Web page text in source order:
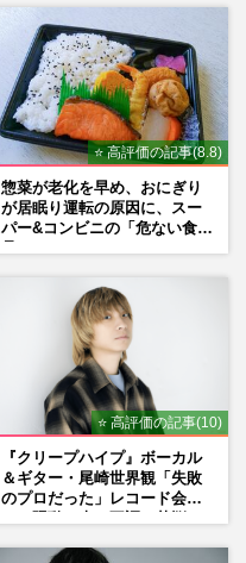
⭐ 高評価の記事(8.8)
惣菜が老化を早め、おにぎり
が居眠り運転の原因に、スー
パー&コンビニの「危ない食
⭐ 高評価の記事(10)
『クリープハイプ』ボーカル
＆ギター・尾崎世界観「失敗
のプロだった」レコード会社